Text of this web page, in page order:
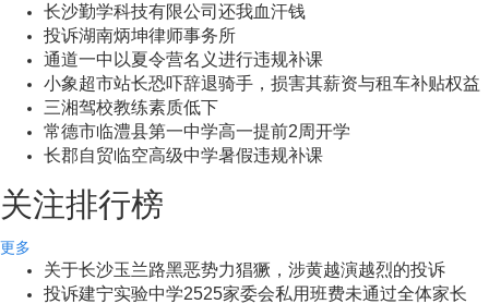
长沙勤学科技有限公司还我血汗钱
投诉湖南炳坤律师事务所
通道一中以夏令营名义进行违规补课
小象超市站长恐吓辞退骑手，损害其薪资与租车补贴权益
三湘驾校教练素质低下
常德市临澧县第一中学高一提前2周开学
长郡自贸临空高级中学暑假违规补课
关注排行榜
更多
关于长沙玉兰路黑恶势力猖獗，涉黄越演越烈的投诉
投诉建宁实验中学2525家委会私用班费未通过全体家长